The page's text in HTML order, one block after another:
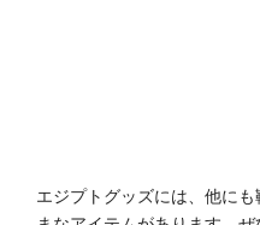
エジプトグッズには、他に